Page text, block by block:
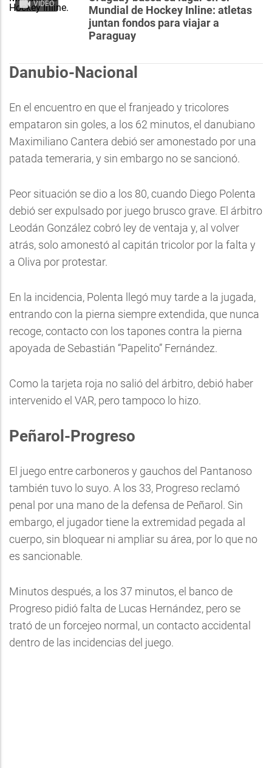
VIDEO
Mundial de Hockey Inline: atletas
juntan fondos para viajar a
Paraguay
Danubio-Nacional
En el encuentro en que el franjeado y tricolores
empataron sin goles, a los 62 minutos, el danubiano
Maximiliano Cantera debió ser amonestado por una
patada temeraria, y sin embargo no se sancionó.
Peor situación se dio a los 80, cuando Diego Polenta
debió ser expulsado por juego brusco grave. El árbitro
Leodán González cobró ley de ventaja y, al volver
atrás, solo amonestó al capitán tricolor por la falta y
a Oliva por protestar.
En la incidencia, Polenta llegó muy tarde a la jugada,
entrando con la pierna siempre extendida, que nunca
recoge, contacto con los tapones contra la pierna
apoyada de Sebastián “Papelito” Fernández.
Como la tarjeta roja no salió del árbitro, debió haber
intervenido el VAR, pero tampoco lo hizo.
Peñarol-Progreso
El juego entre carboneros y gauchos del Pantanoso
también tuvo lo suyo. A los 33, Progreso reclamó
penal por una mano de la defensa de Peñarol. Sin
embargo, el jugador tiene la extremidad pegada al
cuerpo, sin bloquear ni ampliar su área, por lo que no
es sancionable.
Minutos después, a los 37 minutos, el banco de
Progreso pidió falta de Lucas Hernández, pero se
trató de un forcejeo normal, un contacto accidental
dentro de las incidencias del juego.